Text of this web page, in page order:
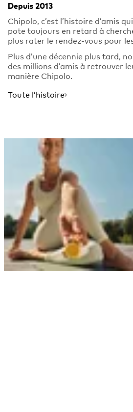
Depuis 2013
Chipolo, c’est l’histoire d’amis
pote toujours en retard à
plus rater le rendez-vous pour
Plus d’une décennie plus tard,
des millions d’amis à retrouver
manière Chipolo.
Toute l’histoire